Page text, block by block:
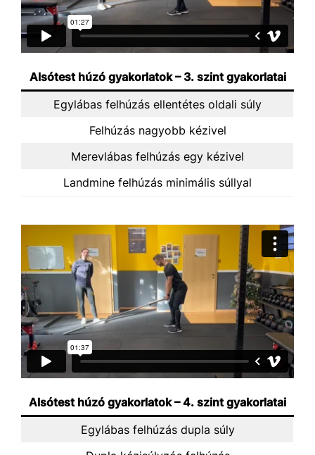
Alsótest húzó gyakorlatok – 3. szint gyakorlatai
Egylábas felhúzás ellentétes oldali súly
Felhúzás nagyobb kézivel
Merevlábas felhúzás egy kézivel
Landmine felhúzás minimális súllyal
Alsótest húzó gyakorlatok – 4. szint gyakorlatai
Egylábas felhúzás dupla súly